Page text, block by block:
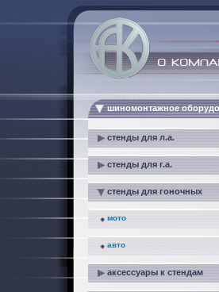
шиномонтажное
стенды для л.а.
стенды для г.а.
стенды для гоночных
мото
авто
аксессуары к стендам